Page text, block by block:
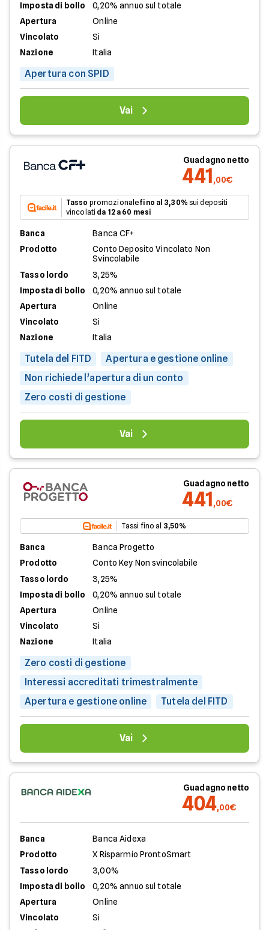
Imposta di bollo
0,20% annuo sul totale
Apertura
Online
Vincolato
Si
Nazione
Italia
Apertura con SPID
Vai
Guadagno netto
441,00€
Tasso promozionalefino al 3,30% sui depositi
vincolati da 12 a 60 mesi
Banca
Banca CF+
Prodotto
Conto Deposito Vincolato Non
Svincolabile
Tasso lordo
3,25%
Imposta di bollo
0,20% annuo sul totale
Apertura
Online
Vincolato
Si
Nazione
Italia
Tutela del FITD
Apertura e gestione online
Non richiede l’apertura di un conto
Zero costi di gestione
Vai
Guadagno netto
441,00€
Tassi fino al 3,50%
Banca
Banca Progetto
Prodotto
Conto Key Non svincolabile
Tasso lordo
3,25%
Imposta di bollo
0,20% annuo sul totale
Apertura
Online
Vincolato
Si
Nazione
Italia
Zero costi di gestione
Interessi accreditati trimestralmente
Apertura e gestione online
Tutela del FITD
Vai
Guadagno netto
404,00€
Banca
Banca Aidexa
Prodotto
X Risparmio ProntoSmart
Tasso lordo
3,00%
Imposta di bollo
0,20% annuo sul totale
Apertura
Online
Vincolato
Si